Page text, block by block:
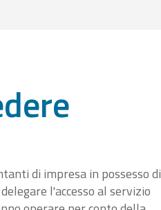
di impresa in possesso di
l'accesso al servizio